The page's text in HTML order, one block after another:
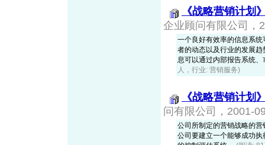
《战略营销计划
企业顾问有限公司，
一个良好有效率的信息系
者的动态以及行业的发展
息可以通过内部报告系统
人，行业: 营销服务)
《战略营销计划
问有限公司，2001-
公司所制定的营销战略的
公司要建立一个能够成功